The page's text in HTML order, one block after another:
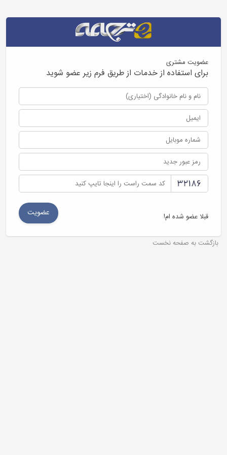
عضویت مشتری
برای استفاده از خدمات از طریق فرم زیر عضو شوید
قبلا عضو شده ام!
بازگشت به صفحه نخست